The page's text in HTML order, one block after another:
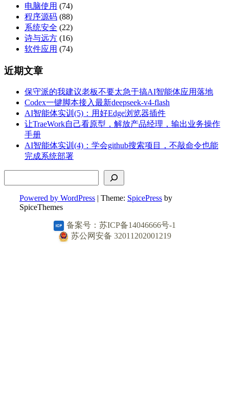
电脑使用 (74)
程序源码 (88)
系统安全 (22)
诗与远方 (16)
软件应用 (74)
近期文章
保守派的我建议老板不要太急于搞AI智能体应用落地
Codex一键脚本接入最新deepseek-v4-flash
AI智能体实训(5)：用好Edge浏览器插件
让TraeWork自己看原型，解放产品经理，输出业务操作
手册
AI智能体实训(4)：学会github搜索项目，不敲命令也能
完成系统部署
Powered by WordPress | Theme: SpicePress by
SpiceThemes
备案号：苏ICP备14046666号-1
苏公网安备 32011202001219